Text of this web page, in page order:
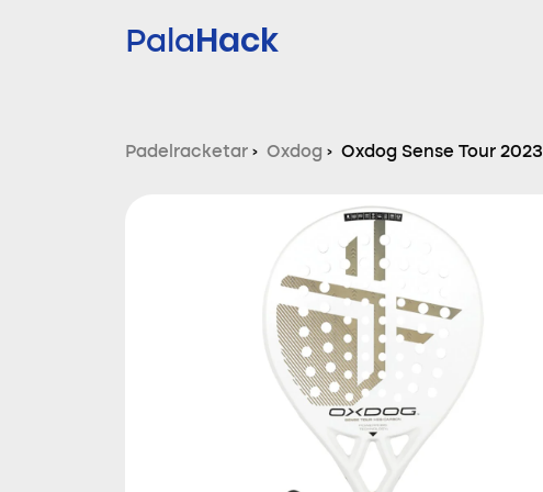
PalaHack
Padelracketar › Oxdog › Oxdog Sense Tour 2023